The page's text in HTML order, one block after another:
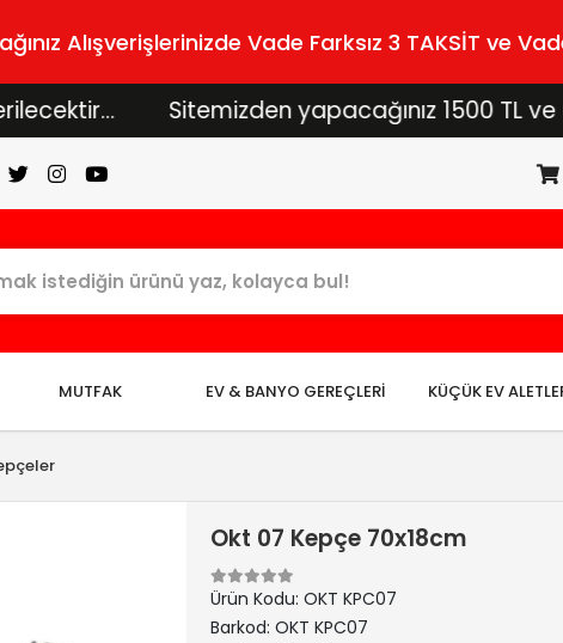
Alışverişlerinizde Vade Farksız 3 TAKSİT ve
Sitemizden yapacağınız 1500 TL ve
MUTFAK EV & BANYO GEREÇLERİ KÜÇÜK EV
Okt 07 Kepçe 70x18cm
Ürün Kodu: OKT KPC07
Barkod: OKT KPC07